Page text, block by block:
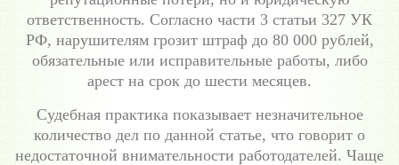
ответственность. Согласно части 3 статьи 327 УК
РФ, нарушителям грозит штраф до 80 000 рублей,
обязательные или исправительные работы, либо
арест на срок до шести месяцев.
Судебная практика показывает незначительное
количество дел по данной статье, что говорит о
недостаточной внимательности работодателей. Чаще